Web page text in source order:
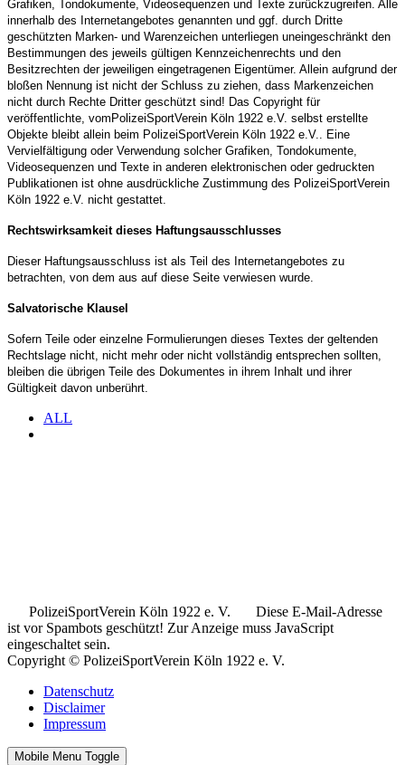
Grafiken, Tondokumente, Videosequenzen und Texte zurückzugreifen. Alle
innerhalb des Internetangebotes genannten und ggf. durch Dritte
geschützten Marken- und Warenzeichen unterliegen uneingeschränkt den
Bestimmungen des jeweils gültigen Kennzeichenrechts und den
Besitzrechten der jeweiligen eingetragenen Eigentümer. Allein aufgrund der
bloßen Nennung ist nicht der Schluss zu ziehen, dass Markenzeichen
nicht durch Rechte Dritter geschützt sind! Das Copyright für
veröffentlichte, vomPolizeiSportVerein Köln 1922 e.V. selbst erstellte
Objekte bleibt allein beim PolizeiSportVerein Köln 1922 e.V.. Eine
Vervielfältigung oder Verwendung solcher Grafiken, Tondokumente,
Videosequenzen und Texte in anderen elektronischen oder gedruckten
Publikationen ist ohne ausdrückliche Zustimmung des PolizeiSportVerein
Köln 1922 e.V. nicht gestattet.
Rechtswirksamkeit dieses Haftungsausschlusses
Dieser Haftungsausschluss ist als Teil des Internetangebotes zu
betrachten, von dem aus auf diese Seite verwiesen wurde.
Salvatorische Klausel
Sofern Teile oder einzelne Formulierungen dieses Textes der geltenden
Rechtslage nicht, nicht mehr oder nicht vollständig entsprechen sollten,
bleiben die übrigen Teile des Dokumentes in ihrem Inhalt und ihrer
Gültigkeit davon unberührt.
ALL
PolizeiSportVerein Köln 1922 e. V.
Diese E-Mail-Adresse
ist vor Spambots geschützt! Zur Anzeige muss JavaScript
eingeschaltet sein.
Copyright © PolizeiSportVerein Köln 1922 e. V.
Datenschutz
Disclaimer
Impressum
Mobile Menu Toggle